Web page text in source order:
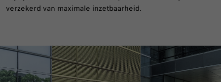
verzekerd van maximale inzetbaarheid.